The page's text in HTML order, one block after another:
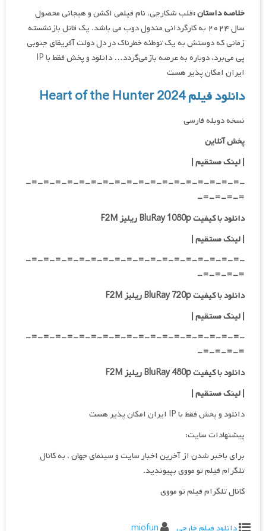
خلاصه داستان :قلب شکارچی، نام فیلمی اکشن و هیجانی محصول
سال ۲۰۲۴ به کارگردانی مندول دوب می باشد. یک قاتل بازنشسته
زمانی که دوستش به یک توطئه خطرناک در دل دولت آفریقای جنوبی
پی می‌برد، دوباره به عرصه بازمی‌گردد… دانلود و پخش فقط با IP
ایران امکان پذیر هست
دانلود فیلم Heart of the Hunter 2024
نسخه دوبله فارسی
پخش آنلاین
| لینک مستقیم|
-=-=-=-=-=-=-=-=-=-=-=-=-=-=-=-=-=-=-
=-=-=-=-
دانلود با کیفیت BluRay 1080p ریلیز F2M
|لینک مستقیم|
-=-=-=-=-=-=-=-=-=-=-=-=-=-=-=-=-=-=-
=-=-=-=-
دانلود با کیفیت BluRay 720p ریلیز F2M
| لینک مستقیم|
-=-=-=-=-=-=-=-=-=-=-=-=-=-=-=-=-=-=-
=-=-=-=-
دانلود با کیفیت BluRay 480p ریلیز F2M
| لینک مستقیم|
دانلود و پخش فقط با IP ایران امکان پذیر هست
پیشنهادات سایت:
برای باخبر شدن از آخرین اخبار سایت و سینمای جهان ، به کانال
تلگرام فیلم تو مووی بپیوندید.
کانال تلگرام فیلم تو مووی
دانلود فیلم خارجی
miofun